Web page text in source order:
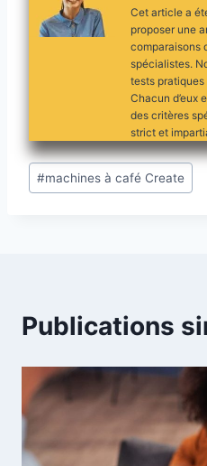
Cet article a
proposer une
comparaisons
spécialistes.
tests
Chacun d’eux
des critères
strict et
Étiquettes
de
#machines à café Create
Publications